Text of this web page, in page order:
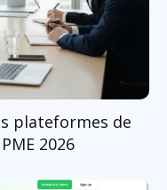
plateformes de
2026